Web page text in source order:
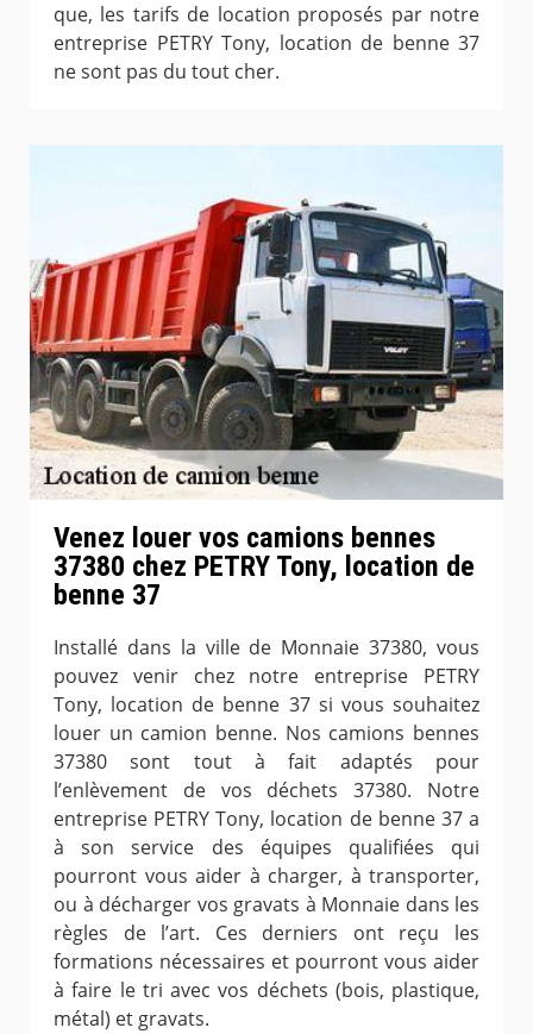
que, les tarifs de location proposés par notre
entreprise PETRY Tony, location de benne 37
ne sont pas du tout cher.
Venez louer vos camions bennes
37380 chez PETRY Tony, location de
benne 37
Installé dans la ville de Monnaie 37380, vous
pouvez venir chez notre entreprise PETRY
Tony, location de benne 37 si vous souhaitez
louer un camion benne. Nos camions bennes
37380 sont tout à fait adaptés pour
l’enlèvement de vos déchets 37380. Notre
entreprise PETRY Tony, location de benne 37 a
à son service des équipes qualifiées qui
pourront vous aider à charger, à transporter,
ou à décharger vos gravats à Monnaie dans les
règles de l’art. Ces derniers ont reçu les
formations nécessaires et pourront vous aider
à faire le tri avec vos déchets (bois, plastique,
métal) et gravats.